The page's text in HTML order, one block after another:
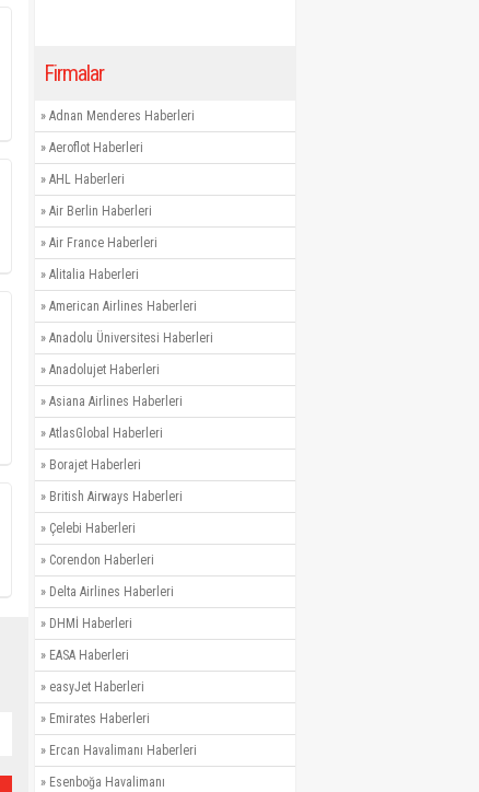
Firmalar
» Adnan Menderes Haberleri
» Aeroflot Haberleri
» AHL Haberleri
» Air Berlin Haberleri
» Air France Haberleri
» Alitalia Haberleri
» American Airlines Haberleri
» Anadolu Üniversitesi Haberleri
» Anadolujet Haberleri
» Asiana Airlines Haberleri
» AtlasGlobal Haberleri
» Borajet Haberleri
» British Airways Haberleri
» Çelebi Haberleri
» Corendon Haberleri
» Delta Airlines Haberleri
» DHMİ Haberleri
» EASA Haberleri
» easyJet Haberleri
» Emirates Haberleri
» Ercan Havalimanı Haberleri
» Esenboğa Havalimanı